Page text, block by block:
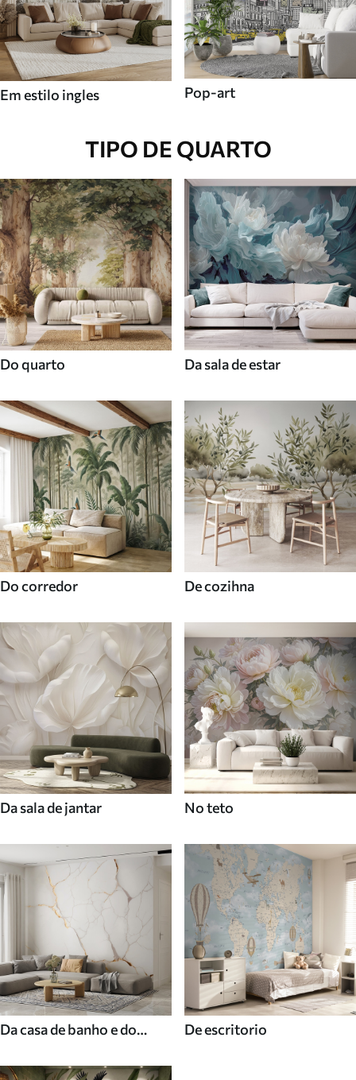
Em estilo ingles Pop-art
TIPO DE QUARTO
Do quarto Da sala de estar
Do corredor De cozihna
Da sala de jantar No teto
Da casa de banho e do
De escritorio